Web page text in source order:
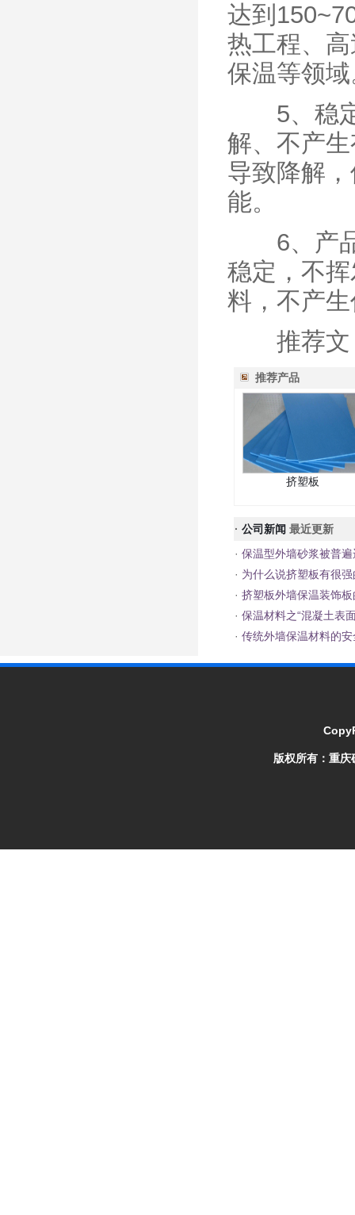
达到
热工程、
保温等领
5、稳定
解、不产
导致降解
能。
6、产品
稳定，不
料，不产
推荐文
推荐产品
挤塑板
· 公司新闻 最近更新
· 保温型外墙砂浆被普
· 为什么说挤塑板有很
· 挤塑板外墙保温装饰
· 保温材料之“混凝土表
· 传统外墙保温材料的
版权所有： 重庆